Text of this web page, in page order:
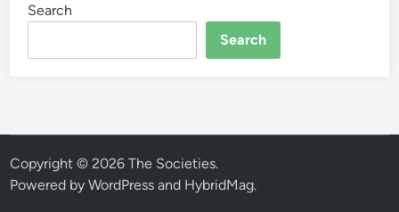
Search
Search
Copyright © 2026The Societies.
Powered byWordPress and HybridMag.